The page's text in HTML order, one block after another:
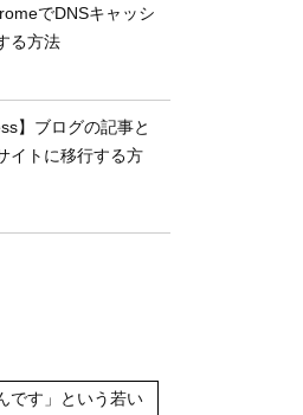
でDNSキャッシ
る方法
】ブログの記事と
イトに移行する方
です」という若い